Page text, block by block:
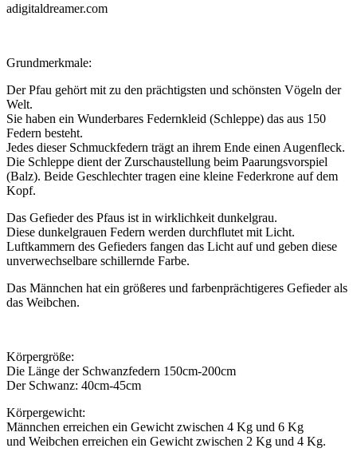
adigitaldreamer.com
Grundmerkmale:
Der Pfau gehört mit zu den prächtigsten und schönsten Vögeln der
Welt.
Sie haben ein Wunderbares Federnkleid (Schleppe) das aus 150
Federn besteht.
Jedes dieser Schmuckfedern trägt an ihrem Ende einen Augenfleck.
Die Schleppe dient der Zurschaustellung beim Paarungsvorspiel
(Balz). Beide Geschlechter tragen eine kleine Federkrone auf dem
Kopf.
Das Gefieder des Pfaus ist in wirklichkeit dunkelgrau.
Diese dunkelgrauen Federn werden durchflutet mit Licht.
Luftkammern des Gefieders fangen das Licht auf und geben diese
unverwechselbare schillernde Farbe.
Das Männchen hat ein größeres und farbenprächtigeres Gefieder als
das Weibchen.
Körpergröße:
Die Länge der Schwanzfedern 150cm-200cm
Der Schwanz: 40cm-45cm
Körpergewicht:
Männchen erreichen ein Gewicht zwischen 4 Kg und 6 Kg
und Weibchen erreichen ein Gewicht zwischen 2 Kg und 4 Kg.